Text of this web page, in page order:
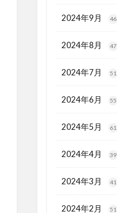
2024年9月 46
2024年8月 47
2024年7月 51
2024年6月 55
2024年5月 61
2024年4月 39
2024年3月 41
2024年2月 51